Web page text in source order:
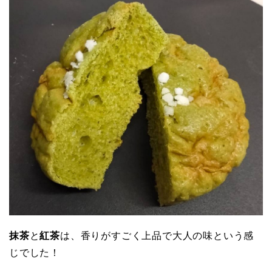
抹茶と紅茶は、香りがすごく上品で大人の味という感
じでした！